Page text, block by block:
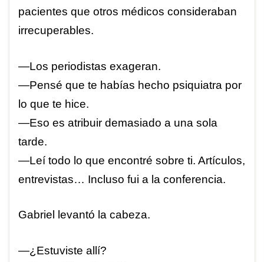
pacientes que otros médicos consideraban
irrecuperables.
—Los periodistas exageran.
—Pensé que te habías hecho psiquiatra por
lo que te hice.
—Eso es atribuir demasiado a una sola
tarde.
—Leí todo lo que encontré sobre ti. Artículos,
entrevistas… Incluso fui a la conferencia.
Gabriel levantó la cabeza.
—¿Estuviste allí?